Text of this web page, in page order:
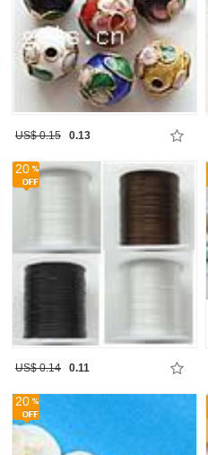
US$ 0.15 0.13
20
US$ 0.14 0.11
20